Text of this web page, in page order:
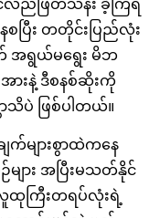
ြီး တတိုင်းပြည်လုံး
အရွယ်မရွေး မိဘ
းနဲ့ ဒီစနစ်ဆိုးကို
ပဲ ဖြစ်ပါတယ်။
က်များစွာထဲကနေ
ျား အပြီးမသတ်နိုင်
ထုကြီးတရပ်လုံးရဲ့